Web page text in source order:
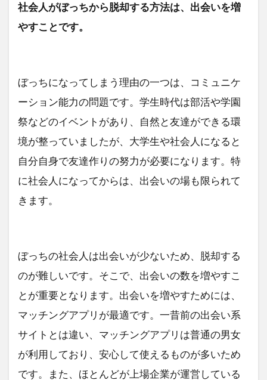
社会人がぼっちから脱却する方法は、出会いを増
やすことです。
ぼっちになってしまう理由の一つは、コミュニケ
ーション能力の問題です。学生時代は部活や学園
祭などのイベントがあり、自然と友達ができる環
境が整っていましたが、大学生や社会人になると
自分自身で友達作りの努力が必要になります。特
に社会人になってからは、出会いの場も限られて
きます。
ぼっちの社会人は出会いが少ないため、脱却する
のが難しいです。そこで、出会いの数を増やすこ
とが重要となります。出会いを増やすためには、
マッチングアプリが最適です。一昔前の出会い系
サイトとは違い、マッチングアプリは普通の男女
が利用しており、安心して使えるものが多いため
です。また、ほとんどが上場企業が運営している